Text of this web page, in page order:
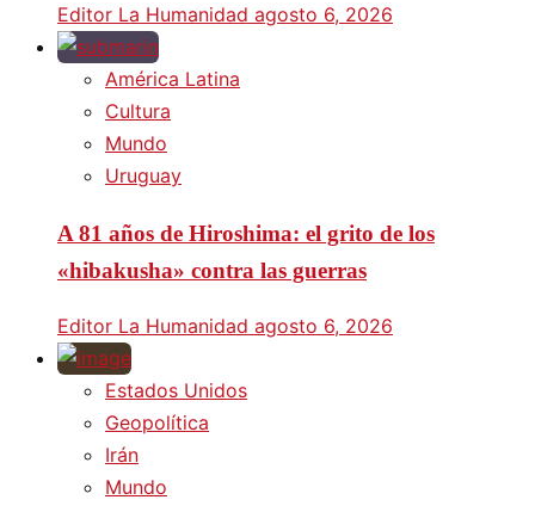
Editor La Humanidad agosto 6, 2026
América Latina
Cultura
Mundo
Uruguay
A 81 años de Hiroshima: el grito de los
«hibakusha» contra las guerras
Editor La Humanidad agosto 6, 2026
Estados Unidos
Geopolítica
Irán
Mundo